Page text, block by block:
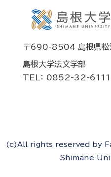
〒690-8504 島根県松
島根大学法文学部
TEL： 0852-32-6111
(c)All rights reserved by
Shimane